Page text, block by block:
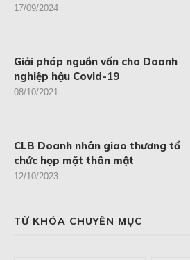
17/09/2024
Giải pháp nguồn vốn cho Doanh
nghiệp hậu Covid-19
08/10/2021
CLB Doanh nhân giao thương tổ
chức họp mặt thân mật
12/10/2023
TỪ KHÓA CHUYÊN MỤC